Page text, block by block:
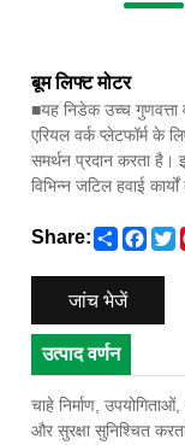
बूम लिफ्ट मोटर
■यह निडेक उच्च
एरियल वर्क प्लेटफॉर्म के
समर्थन प्रदान करता है।
विभिन्न जटिल हवाई
Share: Share
जांच भेजें
उत्पाद वर्णन
चाहे निर्माण,
और सुरक्षा सुनिश्चित